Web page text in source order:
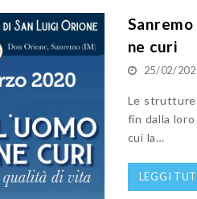
Sanremo
ne curi
25/02/
Le strutture
fin dalla loro
cui la…
LEGGI